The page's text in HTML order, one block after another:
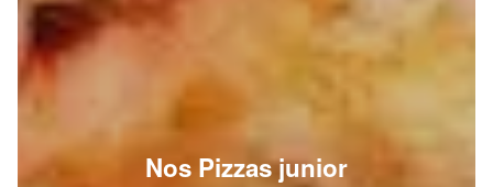
Nos Pizzas junior